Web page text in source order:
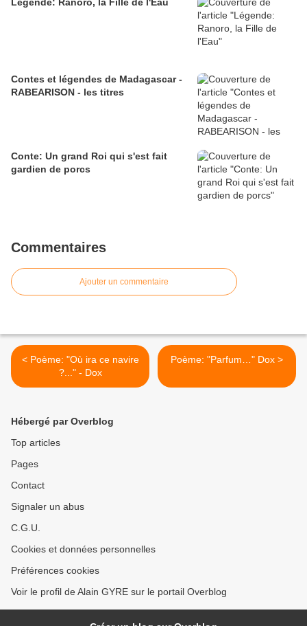
Contes et légendes de Madagascar -
RABEARISON - les titres
Conte: Un grand Roi qui s'est fait
gardien de porcs
Commentaires
Ajouter un commentaire
< Poème: "Où ira ce navire
?..." - Dox
Poème: "Parfum…" Dox >
Hébergé par Overblog
Top articles
Pages
Contact
Signaler un abus
C.G.U.
Cookies et données personnelles
Préférences cookies
Voir le profil de Alain GYRE sur le portail Overblog